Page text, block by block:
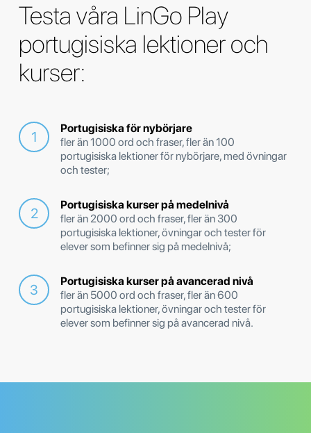
Testa våra LinGo Play
portugisiska lektioner och
kurser:
Portugisiska för nybörjare
fler än 1000 ord och fraser, fler än 100
portugisiska lektioner för nybörjare, med övningar
och tester;
Portugisiska kurser på medelnivå
fler än 2000 ord och fraser, fler än 300
portugisiska lektioner, övningar och tester för
elever som befinner sig på medelnivå;
Portugisiska kurser på avancerad nivå
fler än 5000 ord och fraser, fler än 600
portugisiska lektioner, övningar och tester för
elever som befinner sig på avancerad nivå.